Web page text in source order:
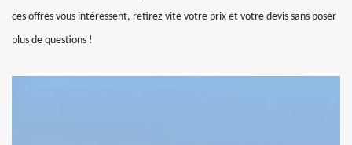
ces offres vous intéressent, retirez vite votre prix et votre devis sans poser
plus de questions !